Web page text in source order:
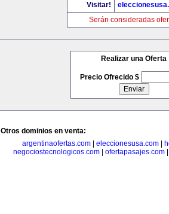
Visitar!
Serán consideradas
Realizar una Oferta
Precio Ofrecido $
Otros dominios en venta:
argentinaofertas.com| eleccionesusa.com|
negociostecnologicos.com
ofertapasajes.com